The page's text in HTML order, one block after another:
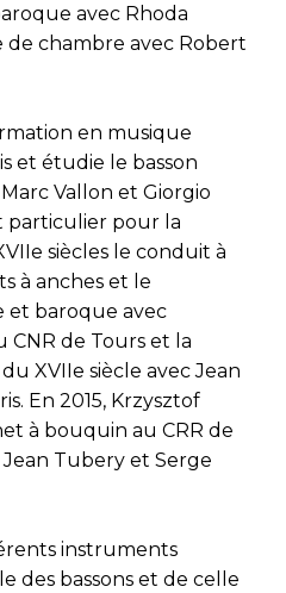
avec Rhoda
chambre avec Robert
en musique
et étudie le basson
Vallon et Giorgio
particulier pour la
siècles le conduit à
à anches et le
et baroque avec
CNR de Tours et la
XVIIe siècle avec Jean
En 2015, Krzysztof
à bouquin au CRR de
Jean Tubery et Serge
instruments
des bassons et de celle